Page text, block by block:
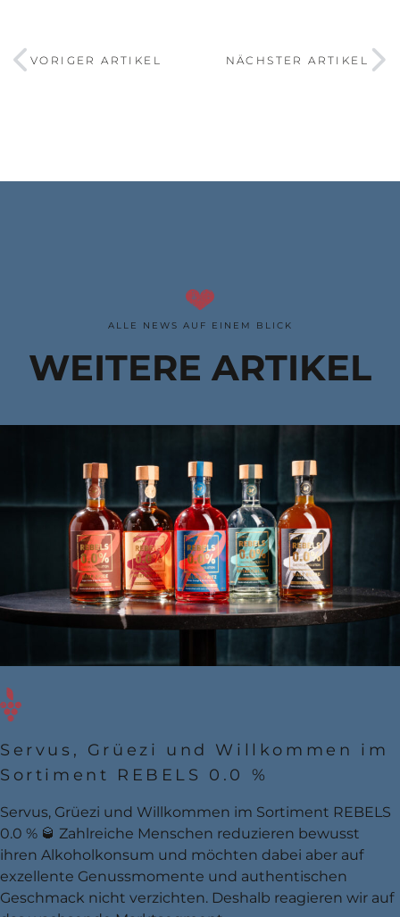
VORIGER ARTIKEL NÄCHSTER ARTIKEL
ALLE NEWS AUF EINEM BLICK
WEITERE ARTIKEL
Servus, Grüezi und Willkommen im
Sortiment REBELS 0.0 %
Servus, Grüezi und Willkommen im Sortiment REBELS
0.0 % 🥃 Zahlreiche Menschen reduzieren bewusst
ihren Alkoholkonsum und möchten dabei aber auf
exzellente Genussmomente und authentischen
Geschmack nicht verzichten. Deshalb reagieren wir auf